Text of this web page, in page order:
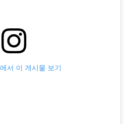
서 이 게시물 보기